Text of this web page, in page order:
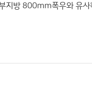
지방 800mm폭우와 유사